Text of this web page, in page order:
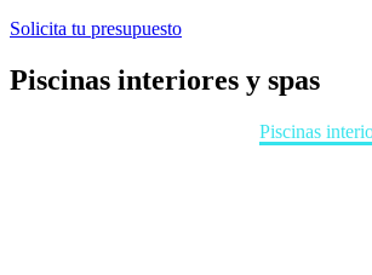
Solicita tu presupuesto
Piscinas interiores y spas
Piscinas